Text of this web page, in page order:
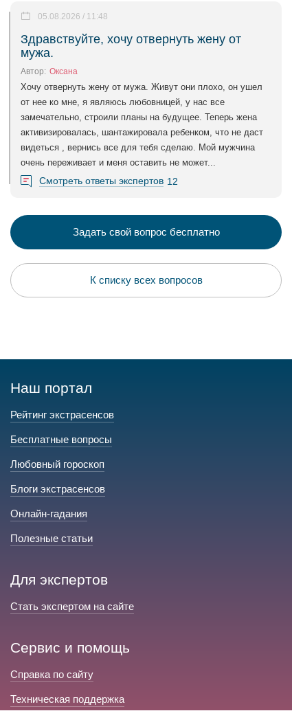
Здравствуйте, хочу отвернуть жену от
мужа.
05.08.2026 / 11:48
Автор: Оксана
Хочу отвернуть жену от мужа. Живут они плохо, он ушел
от нее ко мне, я являюсь любовницей, у нас все
замечательно, строили планы на будущее. Теперь жена
активизировалась, шантажировала ребенком, что не даст
видеться , вернись все для тебя сделаю. Мой мужчина
очень переживает и меня оставить не может...
Смотреть ответы экспертов 12
Задать свой вопрос бесплатно
К списку всех вопросов
Наш портал
Рейтинг экстрасенсов
Бесплатные вопросы
Любовный гороскоп
Блоги экстрасенсов
Онлайн-гадания
Полезные статьи
Для экспертов
Стать экспертом на сайте
Сервис и помощь
Справка по сайту
Техническая поддержка